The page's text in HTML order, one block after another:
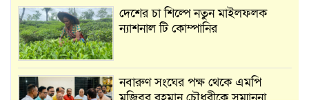
দেশের চা শিল্পে নতুন মাইলফলক
ন্যাশনাল টি কোম্পানির
নবারুণ সংঘের পক্ষ থেকে এমপি
মুজিবুর রহমান চৌধুরীকে সম্মাননা